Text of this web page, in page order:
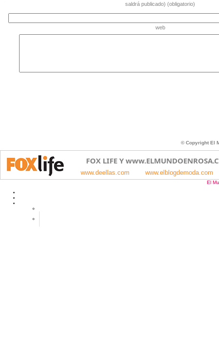
saldrá publicado) (obligatorio)
web
© Copyright El
FOX LIFE Y
www.deellas.com www.elblogdemoda.com
El